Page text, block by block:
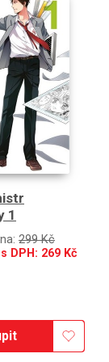
1
299 Kč
DPH: 269 Kč